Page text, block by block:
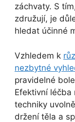
záchvaty. S
združují, je
hledat účinné
Vzhledem k
nezbytné
pravidelné
Efektivní léčba
techniky
držení těla a